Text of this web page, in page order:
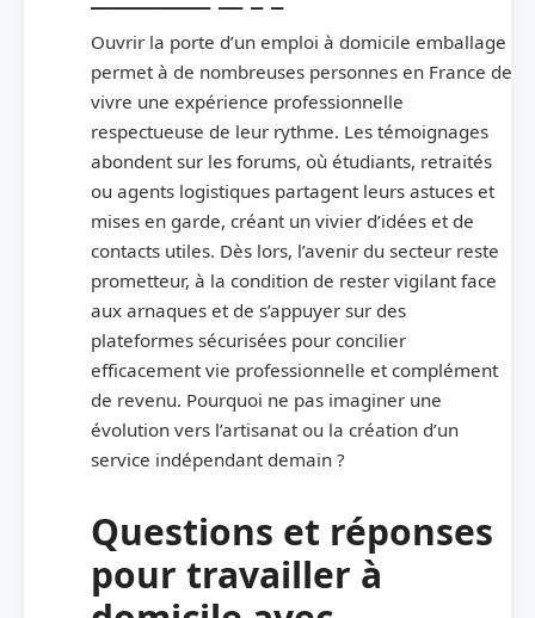
Ouvrir la porte d’un emploi à domicile emballage
permet à de nombreuses personnes en France de
vivre une expérience professionnelle
respectueuse de leur rythme. Les témoignages
abondent sur les forums, où étudiants, retraités
ou agents logistiques partagent leurs astuces et
mises en garde, créant un vivier d’idées et de
contacts utiles. Dès lors, l’avenir du secteur reste
prometteur, à la condition de rester vigilant face
aux arnaques et de s’appuyer sur des
plateformes sécurisées pour concilier
efficacement vie professionnelle et complément
de revenu. Pourquoi ne pas imaginer une
évolution vers l’artisanat ou la création d’un
service indépendant demain ?
Questions et réponses
pour travailler à